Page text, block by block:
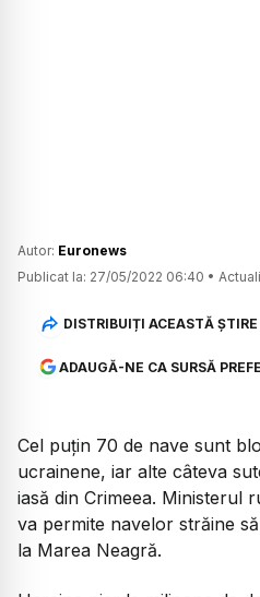
Autor: Euronews
Publicat la: 27/05/2022 06:40 •
DISTRIBUIȚI ACEASTĂ ȘTIRE
ADAUGĂ-NE CA SURSĂ
Cel puțin 70 de nave sunt
ucrainene, iar alte câteva
iasă din Crimeea. Ministerul
va permite navelor străine
la Marea Neagră.